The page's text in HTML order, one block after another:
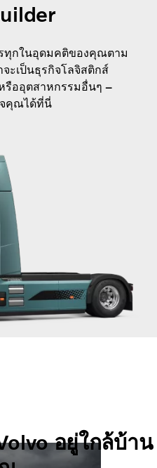
ทุกในอุดมคติของคุณตาม
ะเป็นธุรกิจโลจิสติกส์
รืออุตสาหกรรมอื่นๆ–
คุณได้ที่นี่
อยู่ใกล้บ้าน